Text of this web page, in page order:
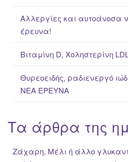
Αλλεργίες και αυτοάνοσα
έρευνα!
Βιταμίνη D, Χοληστερίνη
Θυρεοειδής, ραδιενεργό
ΝΕΑ ΈΡΕΥΝΑ
Τα άρθρα της
Ζάχαρη, Μέλι ή άλλο